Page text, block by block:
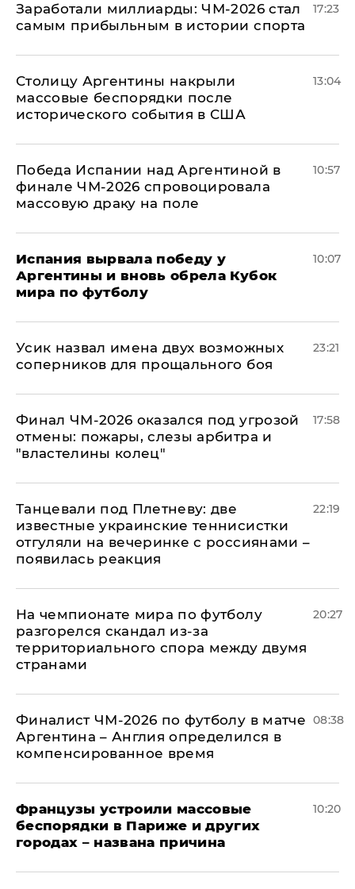
Заработали миллиарды: ЧМ-2026 стал
самым прибыльным в истории спорта
17:23
Столицу Аргентины накрыли
массовые беспорядки после
исторического события в США
13:04
Победа Испании над Аргентиной в
финале ЧМ-2026 спровоцировала
массовую драку на поле
10:57
Испания вырвала победу у
Аргентины и вновь обрела Кубок
мира по футболу
10:07
Усик назвал имена двух возможных
соперников для прощального боя
23:21
Финал ЧМ-2026 оказался под угрозой
отмены: пожары, слезы арбитра и
"властелины колец"
17:58
Танцевали под Плетневу: две
известные украинские теннисистки
отгуляли на вечеринке с россиянами –
появилась реакция
22:19
На чемпионате мира по футболу
разгорелся скандал из-за
территориального спора между двумя
странами
20:27
Финалист ЧМ-2026 по футболу в матче
Аргентина – Англия определился в
компенсированное время
08:38
Французы устроили массовые
беспорядки в Париже и других
городах – названа причина
10:20